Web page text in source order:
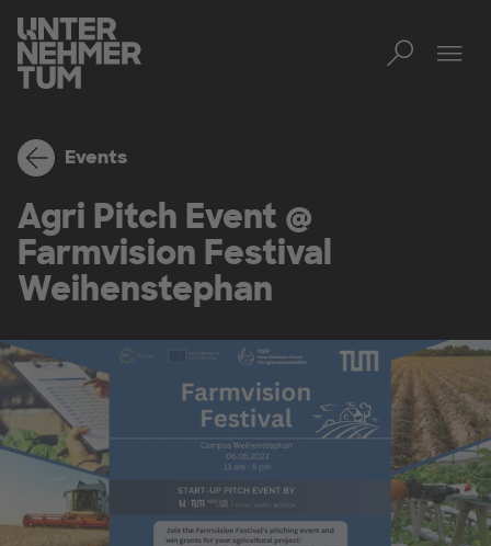
Events
Agri Pitch Event @
Farmvision Festival
Weihenstephan